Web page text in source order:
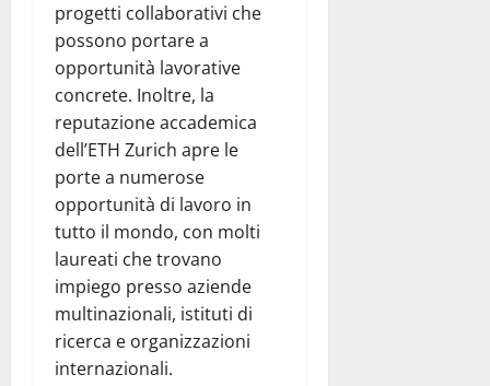
progetti collaborativi che
possono portare a
opportunità lavorative
concrete. Inoltre, la
reputazione accademica
dell’ETH Zurich apre le
porte a numerose
opportunità di lavoro in
tutto il mondo, con molti
laureati che trovano
impiego presso aziende
multinazionali, istituti di
ricerca e organizzazioni
internazionali.